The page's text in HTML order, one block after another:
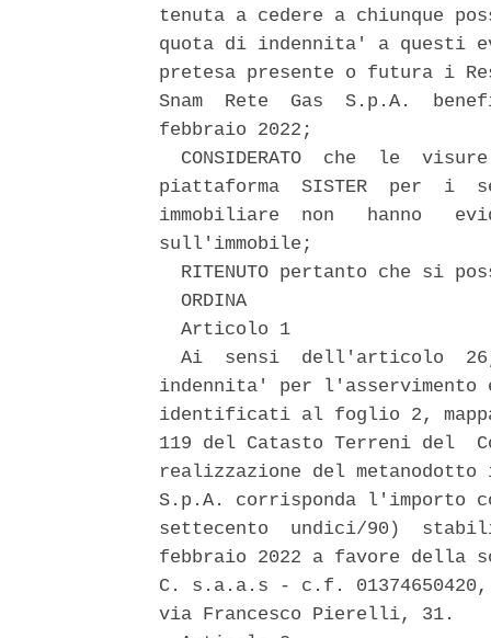
tenuta a cedere a chiunque
quota di indennita' a questi
pretesa presente o futura i
Snam  Rete  Gas  S.p.A.
febbraio 2022;
CONSIDERATO  che  le
piattaforma  SISTER  per
immobiliare  non   hanno
sull'immobile;
RITENUTO pertanto che si
  ORDINA
  Articolo 1
Ai  sensi  dell'articolo
indennita' per l'asservimento
identificati al foglio 2,
119 del Catasto Terreni del
realizzazione del metanodotto
S.p.A. corrisponda l'importo
settecento  undici/90)
febbraio 2022 a favore della
C. s.a.a.s - c.f.
via Francesco Pierelli, 31.